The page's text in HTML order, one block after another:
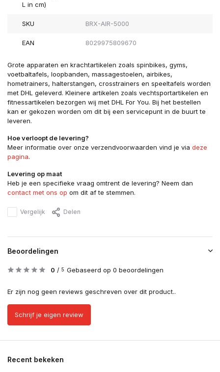
L in cm)
SKU BRX-AIR-5000
EAN 8029975809670
Grote apparaten en krachtartikelen zoals spinbikes, gyms,
voetbaltafels, loopbanden, massagestoelen, airbikes,
hometrainers, halterstangen, crosstrainers en speeltafels worden
met DHL geleverd. Kleinere artikelen zoals vechtsportartikelen en
fitnessartikelen bezorgen wij met DHL For You. Bij het bestellen
kan er gekozen worden om dit bij een servicepunt in de buurt te
leveren.
Hoe verloopt de levering?
Meer informatie over onze verzendvoorwaarden vind je via deze
pagina.
Levering op maat
Heb je een specifieke vraag omtrent de levering? Neem dan
contact met ons op om dit af te stemmen.
Vergelijk Delen
Beoordelingen
0 / 5 Gebaseerd op 0 beoordelingen
Er zijn nog geen reviews geschreven over dit product..
Schrijf je eigen review
Recent bekeken